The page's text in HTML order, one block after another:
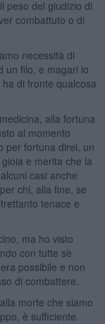
peso del giudizio di
combattuto o di
necessità di
un filo, e magari lo
di fronte qualcosa
alla fortuna
al momento
per fortuna direi, un
e merita che la
casi anche
chi, alla fine, se
tenace e
ma ho visto
con tutte sè
possibile e non
di combattere.
morte che siamo
è sufficiente.